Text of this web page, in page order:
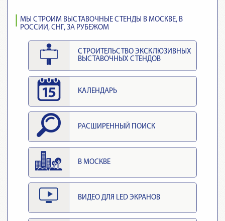
МЫ СТРОИМ ВЫСТАВОЧНЫЕ СТЕНДЫ В МОСКВЕ, В
РОССИИ, СНГ, ЗА РУБЕЖОМ
СТРОИТЕЛЬСТВО ЭКСКЛЮЗИВНЫХ
ВЫСТАВОЧНЫХ СТЕНДОВ
КАЛЕНДАРЬ
РАСШИРЕННЫЙ ПОИСК
В МОСКВЕ
ВИДЕО ДЛЯ LED ЭКРАНОВ